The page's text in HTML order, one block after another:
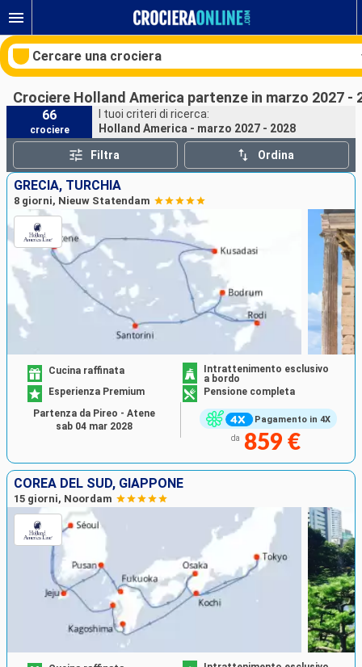
Cercare una crociera
Le nostre destinazioni
Mesi di partenza
Porti
Ricerca
Crociere Holland America partenze in marzo 2027 -
66
crociere
I tuoi criteri di ricerca:
Holland America - marzo 2027 - 2028
Filtra Ordina
GRECIA, TURCHIA
8 giorni, Nieuw Statendam
Pagamento in 4X
Cucina raffinata
Intrattenimento esclusivo
a bordo
Esperienza Premium
Pensione completa
da 859 €
Partenza da Pireo - Atene
sab 04 mar 2028
COREA DEL SUD, GIAPPONE
15 giorni, Noordam